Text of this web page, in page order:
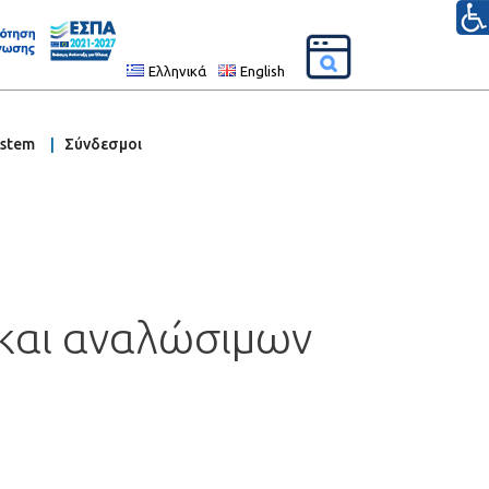
Ελληνικά English
Σύνδεσμοι
αναλώσιμων